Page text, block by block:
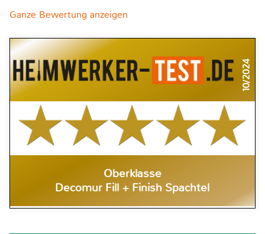
Ganze Bewertung anzeigen
10/2024
Oberklasse
Decomur Fill + Finish Spachtel